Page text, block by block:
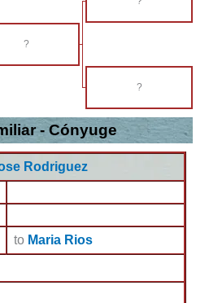
?
?
- Cónyuge
Rodriguez
to Maria Rios